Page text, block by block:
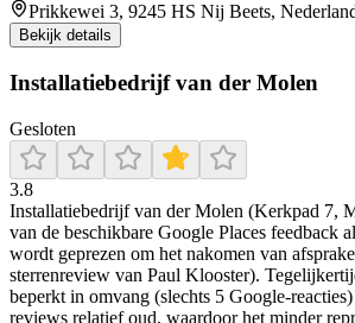
Prikkewei 3, 9245 HS Nij Beets,
Bekijk details
Installatiebedrijf van der Molen
Gesloten
3.8
Installatiebedrijf van der Molen (Kerkpad 7,
van de beschikbare Google Places feedback
wordt geprezen om het nakomen van
sterrenreview van Paul Klooster).
beperkt in omvang (slechts 5 Google-
reviews relatief oud, waardoor het minder